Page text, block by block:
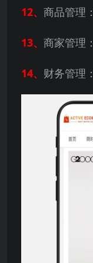
12、 商品管理
13、 商家管理
14、 财务管理